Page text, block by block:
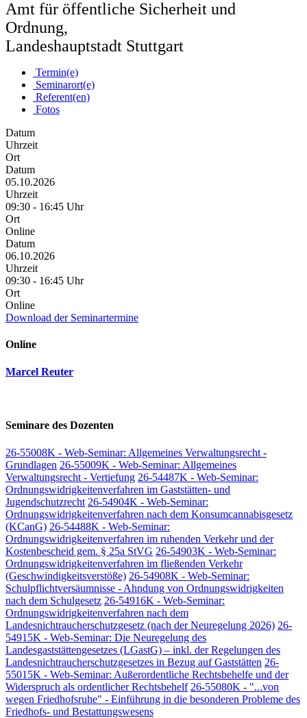
Amt für öffentliche Sicherheit und
Ordnung,
Landeshauptstadt Stuttgart
Termin(e)
Seminarort(e)
Referent(en)
Fotos
Datum
Uhrzeit
Ort
Datum
05.10.2026
Uhrzeit
09:30 - 16:45 Uhr
Ort
Online
Datum
06.10.2026
Uhrzeit
09:30 - 16:45 Uhr
Ort
Online
Download der Seminartermine
Online
Marcel Reuter
Seminare des Dozenten
26-55008K - Web-Seminar: Allgemeines Verwaltungsrecht -
Grundlagen 26-55009K - Web-Seminar: Allgemeines
Verwaltungsrecht - Vertiefung 26-54487K - Web-Seminar:
Ordnungswidrigkeitenverfahren im Gaststätten- und
Jugendschutzrecht 26-54904K - Web-Seminar:
Ordnungswidrigkeitenverfahren nach dem Konsumcannabisgesetz
(KCanG) 26-54488K - Web-Seminar:
Ordnungswidrigkeitenverfahren im ruhenden Verkehr und der
Kostenbescheid gem. § 25a StVG 26-54903K - Web-Seminar:
Ordnungswidrigkeitenverfahren im fließenden Verkehr
(Geschwindigkeitsverstöße) 26-54908K - Web-Seminar:
Schulpflichtversäumnisse - Ahndung von Ordnungswidrigkeiten
nach dem Schulgesetz 26-54916K - Web-Seminar:
Ordnungswidrigkeitenverfahren nach dem
Landesnichtraucherschutzgesetz (nach der Neuregelung 2026) 26-
54915K - Web-Seminar: Die Neuregelung des
Landesgaststättengesetzes (LGastG) – inkl. der Regelungen des
Landesnichtraucherschutzgesetzes in Bezug auf Gaststätten 26-
55015K - Web-Seminar: Außerordentliche Rechtsbehelfe und der
Widerspruch als ordentlicher Rechtsbehelf 26-55080K - "...von
wegen Friedhofsruhe" - Einführung in die besonderen Probleme des
Friedhofs- und Bestattungswesens